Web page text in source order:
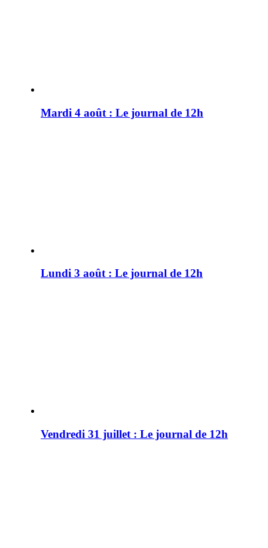
Mardi 4 août : Le journal de 12h
Lundi 3 août : Le journal de 12h
Vendredi 31 juillet : Le journal de 12h